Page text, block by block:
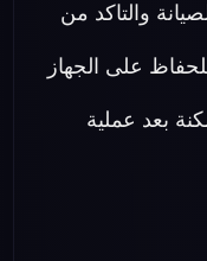
والتاكد من
على الجهاز
بعد عملية